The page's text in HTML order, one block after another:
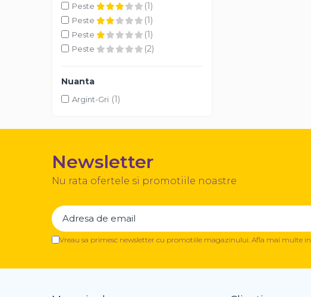
Solutii suprafete
Casa si exterior
Peste (1)
Peste (1)
Peste (1)
Peste (2)
Nuanta
Argint-Gri (1)
Newsletter
Nu rata ofertele si promotiile noastre
Vreau sa primesc newsletter cu promotiile magazinului. Afla mai multe in